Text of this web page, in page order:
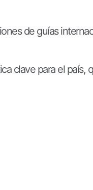
de guías
clave para el país,